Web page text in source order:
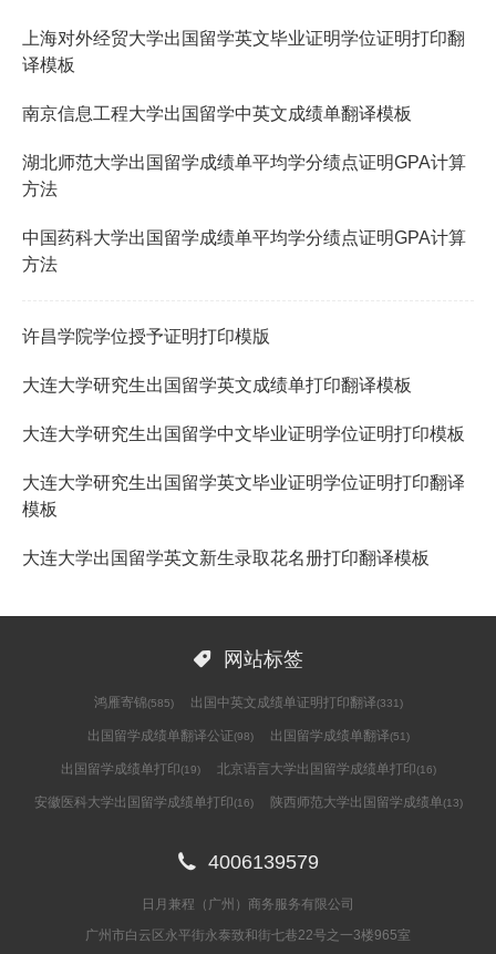
上海对外经贸大学出国留学英文毕业证明学位证明打印翻
译模板
南京信息工程大学出国留学中英文成绩单翻译模板
湖北师范大学出国留学成绩单平均学分绩点证明GPA计算
方法
中国药科大学出国留学成绩单平均学分绩点证明GPA计算
方法
许昌学院学位授予证明打印模版
大连大学研究生出国留学英文成绩单打印翻译模板
大连大学研究生出国留学中文毕业证明学位证明打印模板
大连大学研究生出国留学英文毕业证明学位证明打印翻译
模板
大连大学出国留学英文新生录取花名册打印翻译模板
 网站标签
鸿雁寄锦(585) 出国中英文成绩单证明打印翻译(331)
出国留学成绩单翻译公证(98) 出国留学成绩单翻译(51)
出国留学成绩单打印(19) 北京语言大学出国留学成绩单打印(16)
安徽医科大学出国留学成绩单打印(16) 陕西师范大学出国留学成绩单(13)
 4006139579
日月兼程（广州）商务服务有限公司
广州市白云区永平街永泰致和街七巷22号之一3楼965室